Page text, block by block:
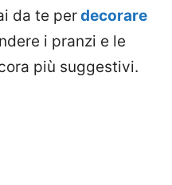
da te perdecorare
i pranzi e le
più suggestivi.